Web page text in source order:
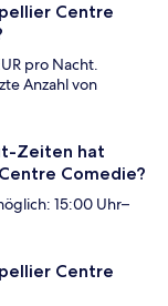
Centre
pro Nacht.
Anzahl von
Zeiten hat
Comedie?
15:00 Uhr–
Centre